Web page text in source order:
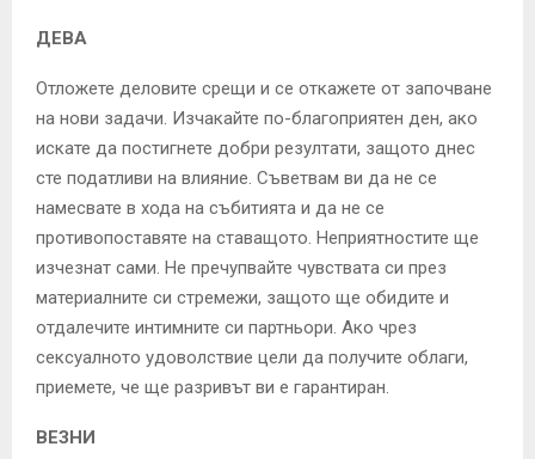
ДЕВА
Отложете деловите срещи и се откажете от започване
на нови задачи. Изчакайте по-благоприятен ден, ако
искате да постигнете добри резултати, защото днес
сте податливи на влияние. Съветвам ви да не се
намесвате в хода на събитията и да не се
противопоставяте на ставащото. Неприятностите ще
изчезнат сами. Не пречупвайте чувствата си през
материалните си стремежи, защото ще обидите и
отдалечите интимните си партньори. Ако чрез
сексуалното удоволствие цели да получите облаги,
приемете, че ще разривът ви е гарантиран.
ВЕЗНИ